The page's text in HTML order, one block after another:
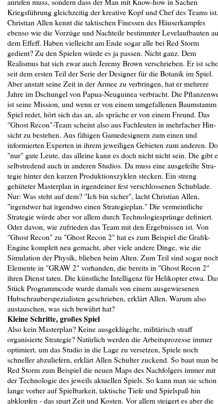
Kriegsführung gleichzeitig der kreative Kopf und Chef des Teams ist.
Christian Allen kennt die taktischen Finessen des Häuserkampfes
ebenso wie die Vorzüge und Nachteile bestimmter Levelaufbauten
dem Effeff. Haben vielleicht am Ende sogar alle bei Red Storm
gedient? Zu den Spielen würde es ja passen. Nicht ganz. Dem
Realismus hat sich zwar auch Jeremy Brown verschrieben. Er ist
seit dem ersten Teil der Serie der Designer für die Botanik im Spiel.
Aber anstatt seine Zeit in der Armee zu verbringen, hat er mehrere
Jahre im Dschungel von Papua-Neuguinea verbracht. Die
ist seine Mission, und wenn er von einem umgefallenen
Spiel redet, hört sich das an, als spräche er von einem Freund. Das
"Ghost Recon"-Team scheint also aus Fachleuten in mehrfacher Hin-
sicht zu bestehen. Aus fähigen Gamedesignern zum einen und
informierten Experten in ihrem jeweiligen Gebieten zum anderen.
"nur" gute Leute, das alleine kann es doch nicht nicht sein. Die gibt
selbstredend auch in anderen Studios. Da muss eine ausgefeilte Stra-
tegie hinter den kurzen Produktionszyklen stecken. Ein streng
gehüteter Masterplan in irgendeiner fest verschlossenen Schublade.
Nur: Was steht auf dem? "Ich bin sicher", lacht Christian Allen,
"irgendwer hat irgendwo einen Strategieplan." Die vermeintliche
Strategie würde aber vor allem durch Technologiesprünge definiert.
Oder davon, wie zufrieden das Team mit den Ergebnissen ist. Von
"Ghost Recon" zu "Ghost Recon 2" hat es zum Beispiel die Grafik-
Engine komplett neu gemacht, aber viele andere Dinge, wie die
Simulation der Physik, blieben beim Alten. Zum Teil sind sogar
Elemente in "GRAW 2" vorhanden, die bereits in "Ghost Recon 2"
ihren Dienst taten. Die künstliche Intelligenz für Helikopter etwa.
Stück Programmcode wurde damals von einem ausgewiesenen
Hubschrauberspezialisten geschrieben, erklärt Allen. Warum also
austauschen, was sich bewährt hat?
Kleine Schritte, großes Spiel
Also kein Masterplan? Keine ausgeklügelte, militärisch straff
organisierte Strategie? Natürlich werden die Arbeitsprozesse immer
optimiert, um das Studio in die Lage zu versetzen, Spiele noch
schneller abzuliefern, erklärt Allen Schulter zuckend. So baut man
Red Storm zum Beispiel die neuen Maps des Nachfolgers immer mit
der Technologie des jeweils aktuellen Spiels. So kann man sie schon
lange vorher auf Spielbarkeit, taktische Tiefe und Spielspaß hin
abklopfen - das spart Zeit und Kosten. Vor allem steigert es aber die